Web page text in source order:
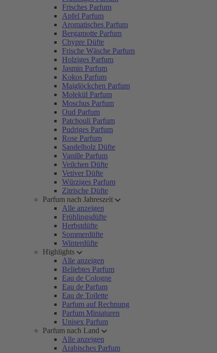
Frisches Parfum
Apfel Parfum
Aromatisches Parfum
Bergamotte Parfum
Chypre Düfte
Frische Wäsche Parfum
Holziges Parfum
Jasmin Parfum
Kokos Parfum
Maiglöckchen Parfum
Molekül Parfum
Moschus Parfum
Oud Parfum
Patchouli Parfum
Pudriges Parfum
Rose Parfum
Sandelholz Düfte
Vanille Parfum
Veilchen Düfte
Vetiver Düfte
Würziges Parfum
Zitrische Düfte
Parfum nach Jahreszeit
Alle anzeigen
Frühlingsdüfte
Herbstdüfte
Sommerdüfte
Winterdüfte
Highlights
Alle anzeigen
Beliebtes Parfum
Eau de Cologne
Eau de Parfum
Eau de Toilette
Parfum auf Rechnung
Parfum Miniaturen
Unisex Parfum
Parfum nach Land
Alle anzeigen
Arabisches Parfum